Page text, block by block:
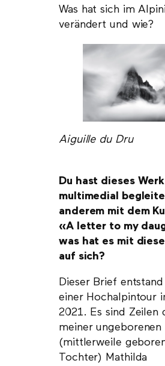
Was hat sich im
verändert und wie?
Aiguille du Dru
Du hast dieses
multimedial
anderem mit dem
«A letter to my
was hat es mit
auf sich?
Dieser Brief entstand
einer Hochalpintour
2021. Es sind Zeilen
meiner ungeborenen
(mittlerweile
Tochter) Mathilda